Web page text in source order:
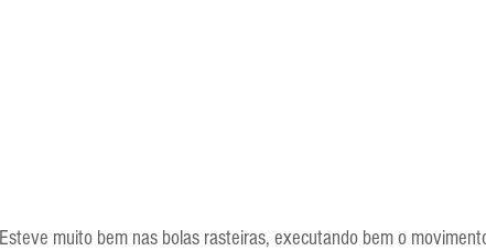
Esteve muito bem nas bolas rasteiras, executando bem o